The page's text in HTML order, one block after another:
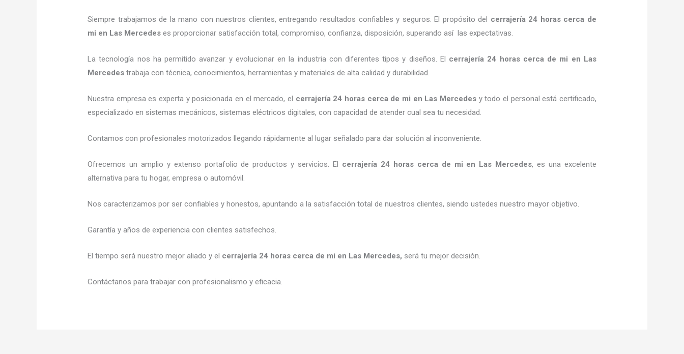
Siempre trabajamos de la mano con nuestros clientes, entregando resultados confiables y seguros. El propósito del cerrajería 24 horas cerca de
mi en Las Mercedes es proporcionar satisfacción total, compromiso, confianza, disposición, superando así las expectativas.
La tecnología nos ha permitido avanzar y evolucionar en la industria con diferentes tipos y diseños. El cerrajería 24 horas cerca de mi en Las
Mercedes trabaja con técnica, conocimientos, herramientas y materiales de alta calidad y durabilidad.
Nuestra empresa es experta y posicionada en el mercado, el cerrajería 24 horas cerca de mi en Las Mercedes y todo el personal está certificado,
especializado en sistemas mecánicos, sistemas eléctricos digitales, con capacidad de atender cual sea tu necesidad.
Contamos con profesionales motorizados llegando rápidamente al lugar señalado para dar solución al inconveniente.
Ofrecemos un amplio y extenso portafolio de productos y servicios. El cerrajería 24 horas cerca de mi en Las Mercedes, es una excelente
alternativa para tu hogar, empresa o automóvil.
Nos caracterizamos por ser confiables y honestos, apuntando a la satisfacción total de nuestros clientes, siendo ustedes nuestro mayor objetivo.
Garantía y años de experiencia con clientes satisfechos.
El tiempo será nuestro mejor aliado y el cerrajería 24 horas cerca de mi en Las Mercedes, será tu mejor decisión.
Contáctanos para trabajar con profesionalismo y eficacia.